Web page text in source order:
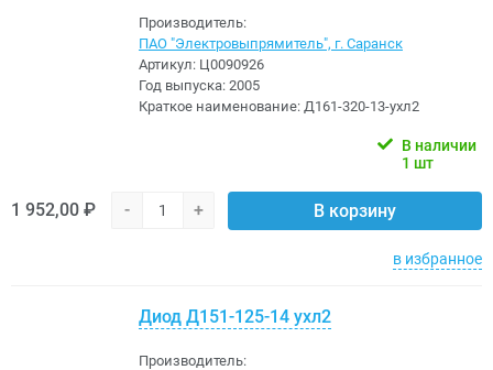
Производитель:
ПАО "Электровыпрямитель", г. Саранск
Артикул: Ц0090926
Год выпуска: 2005
Краткое наименование: Д161-320-13-ухл2
В наличии
1 шт
1 952,00 ₽ - + В корзину
в избранное
Диод Д151-125-14 ухл2
Производитель: